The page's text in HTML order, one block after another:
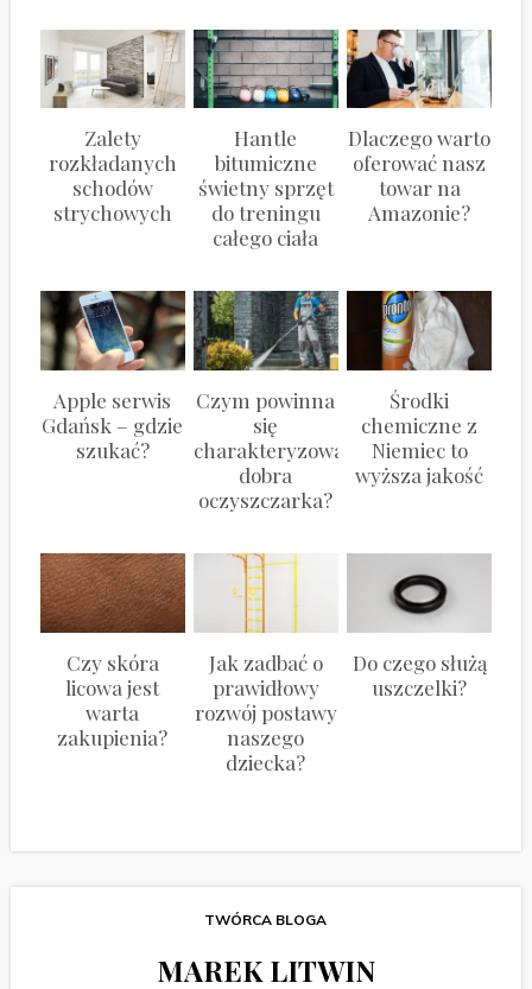
Zalety
rozkładanych
schodów
strychowych
Hantle
bitumiczne
świetny sprzęt
do treningu
całego ciała
Dlaczego warto
oferować nasz
towar na
Amazonie?
Apple serwis
Gdańsk – gdzie
szukać?
Czym powinna
się
charakteryzować
dobra
oczyszczarka?
Środki
chemiczne z
Niemiec to
wyższa jakość
Czy skóra
licowa jest
warta
zakupienia?
Jak zadbać o
prawidłowy
rozwój postawy
naszego
dziecka?
Do czego służą
uszczelki?
TWÓRCA BLOGA
MAREK LITWIN